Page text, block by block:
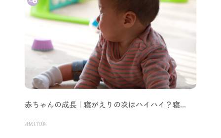
赤ちゃんの成長｜寝がえりの次はハイハイ？寝…
2023.11.06